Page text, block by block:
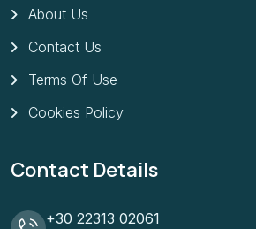
About Us
Contact Us
Terms Of Use
Cookies Policy
Contact Details
+30 22313 02061